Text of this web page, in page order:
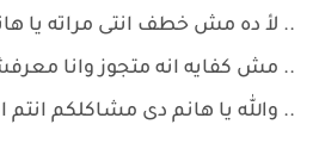
.. لأ ده مش خطف انتى مراته يا
.. مش كفايه انه متجوز وانا
.. والله يا هانم دى مشاكلكم انتم